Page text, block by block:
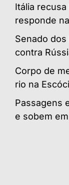
Itália
responde
Senado
contra
Corpo de
rio na
Passagens
e sobem